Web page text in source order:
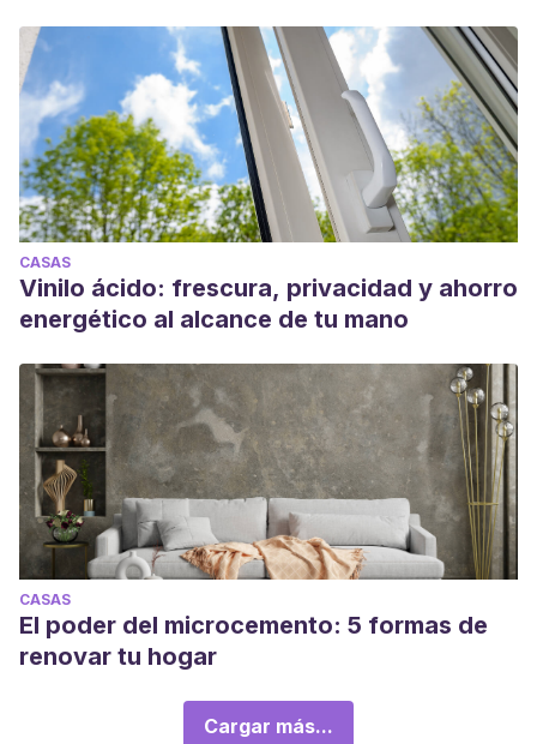
CASAS
Vinilo ácido: frescura, privacidad y ahorro
energético al alcance de tu mano
CASAS
El poder del microcemento: 5 formas de
renovar tu hogar
Cargar más...